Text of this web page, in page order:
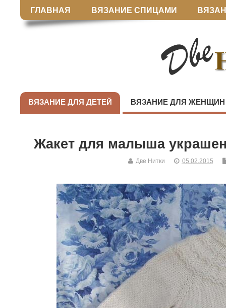
ГЛАВНАЯ ВЯЗАНИЕ СПИЦАМИ
ВЯЗАНИЕ ДЛЯ ДЕТЕЙ ВЯЗАНИЕ ДЛЯ ЖЕНЩИН
Жакет для малыша
Две Нитки 05.02.2015